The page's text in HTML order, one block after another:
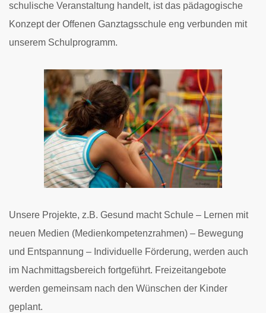
schulische Veranstaltung handelt, ist das pädagogische
Konzept der Offenen Ganztagsschule eng verbunden mit
unserem Schulprogramm.
Unsere Projekte, z.B. Gesund macht Schule – Lernen mit
neuen Medien (Medienkompetenzrahmen) – Bewegung
und Entspannung – Individuelle Förderung, werden auch
im Nachmittagsbereich fortgeführt. Freizeitangebote
werden gemeinsam nach den Wünschen der Kinder
geplant.